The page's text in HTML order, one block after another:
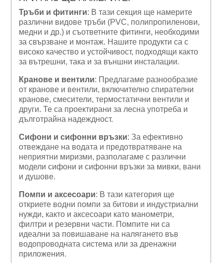
Тръби и фитинги: В тази секция ще намерите
различни видове тръби (PVC, полипропиленови,
медни и др.) и съответните фитинги, необходими
за свързване и монтаж. Нашите продукти са с
високо качество и устойчивост, подходящи както
за вътрешни, така и за външни инсталации.
Кранове и вентили: Предлагаме разнообразие
от кранове и вентили, включително спирателни
кранове, смесители, термостатични вентили и
други. Те са проектирани за лесна употреба и
дълготрайна надеждност.
Сифони и сифонни връзки: За ефективно
отвеждане на водата и предотвратяване на
неприятни миризми, разполагаме с различни
модели сифони и сифонни връзки за мивки, вани
и душове.
Помпи и аксесоари: В тази категория ще
откриете водни помпи за битови и индустриални
нужди, както и аксесоари като манометри,
филтри и резервни части. Помпите ни са
идеални за повишаване на налягането във
водопроводната система или за дренажни
приложения.